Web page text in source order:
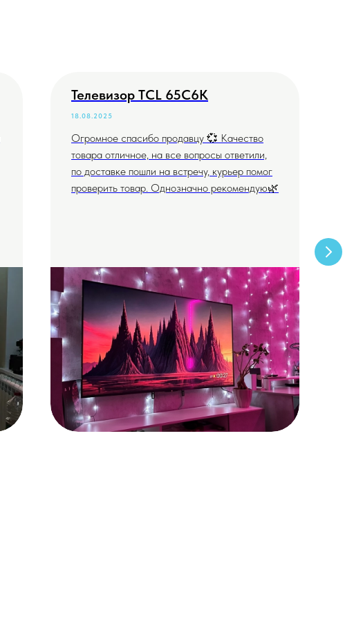
Телевизор TCL 65C6K
18.08.2025
Огромное спасибо продавцу 💞 Качество
товара отличное, на все вопросы ответили,
по доставке пошли на встречу, курьер помог
проверить товар. Однозначно рекомендую🌿